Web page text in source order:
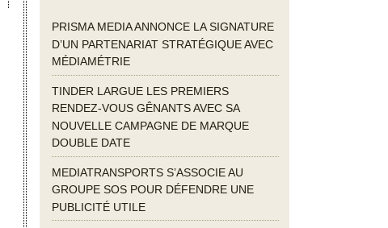
PRISMA MEDIA ANNONCE LA SIGNATURE
D’UN PARTENARIAT STRATÉGIQUE AVEC
MÉDIAMÉTRIE
TINDER LARGUE LES PREMIERS
RENDEZ-VOUS GÊNANTS AVEC SA
NOUVELLE CAMPAGNE DE MARQUE
DOUBLE DATE
MEDIATRANSPORTS S’ASSOCIE AU
GROUPE SOS POUR DÉFENDRE UNE
PUBLICITÉ UTILE